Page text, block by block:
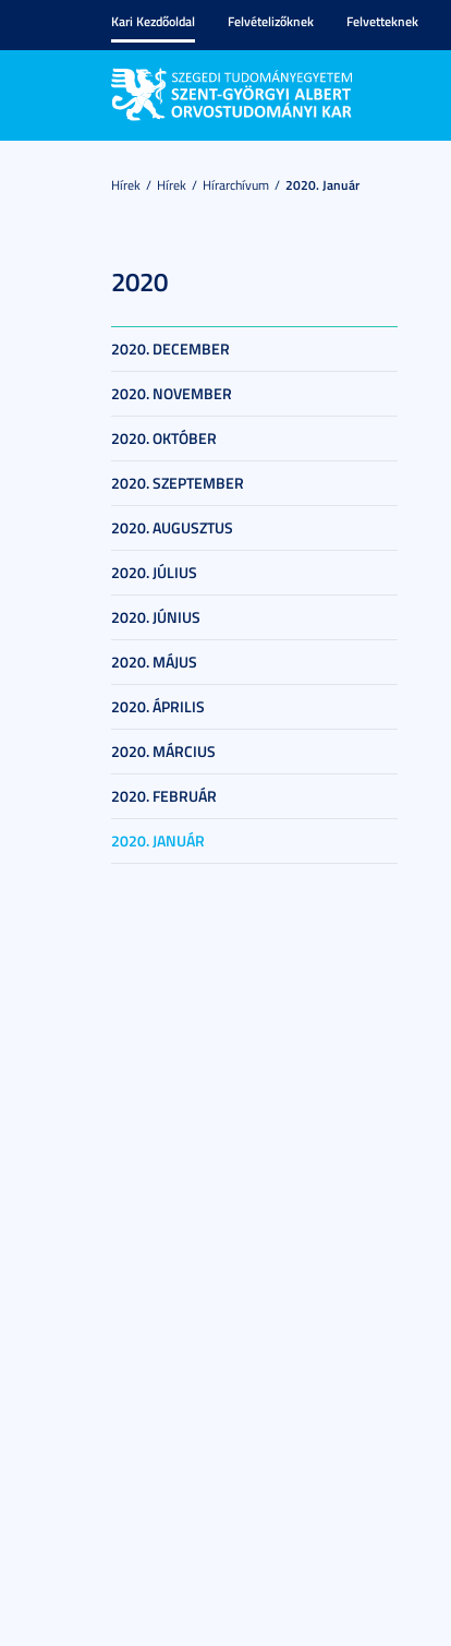
Kari Kezdőoldal Felvételizőknek Felvetteknek
Hírek Hírek Hírarchívum 2020. Január
2020
2020. DECEMBER
2020. NOVEMBER
2020. OKTÓBER
2020. SZEPTEMBER
2020. AUGUSZTUS
2020. JÚLIUS
2020. JÚNIUS
2020. MÁJUS
2020. ÁPRILIS
2020. MÁRCIUS
2020. FEBRUÁR
2020. JANUÁR